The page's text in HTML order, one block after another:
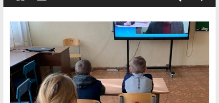
мероприятии «Сохраним
первоцветы!»
В вольере Воронинского
заповедника родились крапчатые
суслики